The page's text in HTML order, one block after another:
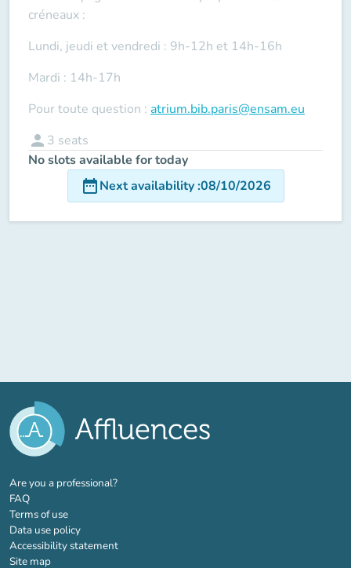
créneaux :
Lundi, jeudi et vendredi : 9h-12h et 14h-16h
Mardi : 14h-17h
Pour toute question : atrium.bib.paris@ensam.eu
person 3 seats
No slots available for today
date_rangeNext availability:08/10/2026
Are you a professional?(new tab)
FAQ
Terms of use
Data use policy
Accessibility statement
Site map